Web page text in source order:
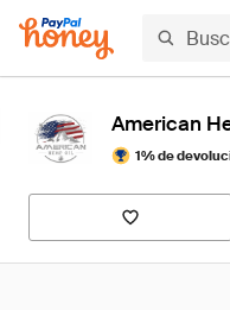
American
1% de